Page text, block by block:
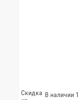
Скидка В наличии